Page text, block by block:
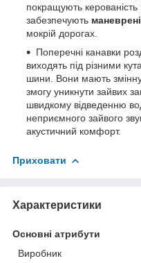
покращують керованість
забезпечують
мокрій дорогах.
Поперечні канавки
виходять під різними
шини. Вони мають
змогу уникнути зайвих
швидкому відведенню
неприємного зайвого
акустичний комфорт.
Приховати
Характеристики
Основні атрибути
Виробник